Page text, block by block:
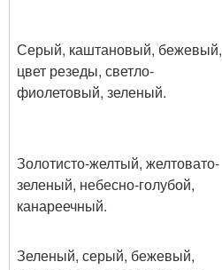
Серый, каштановый, бежевый,
цвет резеды, светло-
фиолетовый, зеленый.
Золотисто-желтый, желтовато-
зеленый, небесно-голубой,
канареечный.
Зеленый, серый, бежевый,